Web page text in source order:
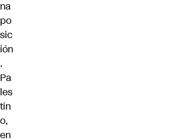
na
po
sic
ión
.
Pa
les
tin
o,
en